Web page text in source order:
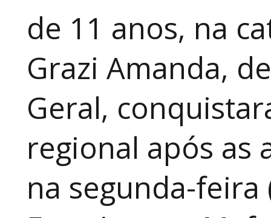
de 11 anos, na
Grazi Amanda,
Geral,
regional após as
na segunda-feira